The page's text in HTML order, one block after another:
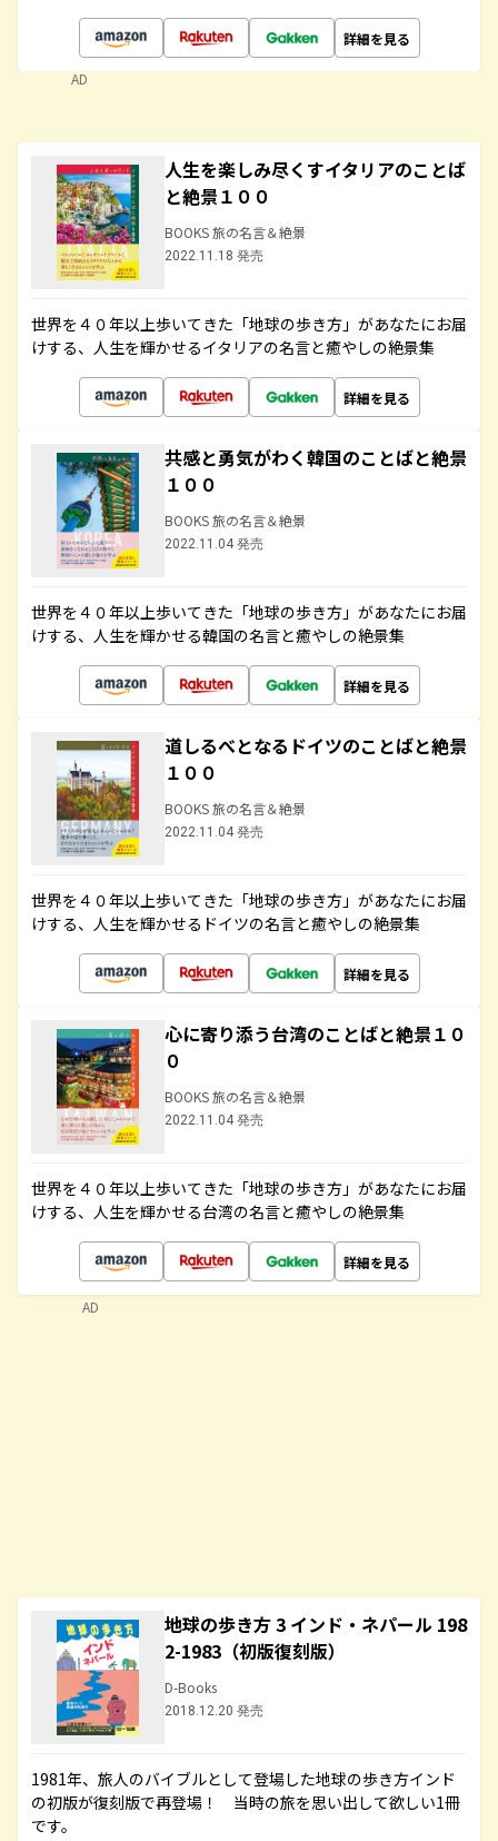
詳細を見る
AD
人生を楽しみ尽くすイタリアのことば
と絶景１００
BOOKS 旅の名言＆絶景
2022.11.18 発売
世界を４０年以上歩いてきた「地球の歩き方」があなたにお届
けする、人生を輝かせるイタリアの名言と癒やしの絶景集
詳細を見る
共感と勇気がわく韓国のことばと絶景
１００
BOOKS 旅の名言＆絶景
2022.11.04 発売
世界を４０年以上歩いてきた「地球の歩き方」があなたにお届
けする、人生を輝かせる韓国の名言と癒やしの絶景集
詳細を見る
道しるべとなるドイツのことばと絶景
１００
BOOKS 旅の名言＆絶景
2022.11.04 発売
世界を４０年以上歩いてきた「地球の歩き方」があなたにお届
けする、人生を輝かせるドイツの名言と癒やしの絶景集
詳細を見る
心に寄り添う台湾のことばと絶景１０
０
BOOKS 旅の名言＆絶景
2022.11.04 発売
世界を４０年以上歩いてきた「地球の歩き方」があなたにお届
けする、人生を輝かせる台湾の名言と癒やしの絶景集
詳細を見る
地球の歩き方 3 インド・ネパール 198
2-1983（初版復刻版）
D-Books
2018.12.20 発売
1981年、旅人のバイブルとして登場した地球の歩き方インド
の初版が復刻版で再登場！ 当時の旅を思い出して欲しい1冊
です。
AD